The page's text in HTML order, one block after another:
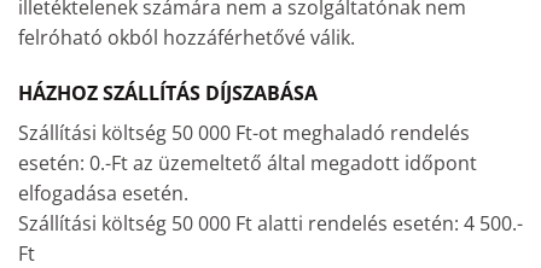
illetéktelenek számára nem a szolgáltatónak nem
felróható okból hozzáférhetővé válik.
HÁZHOZ SZÁLLÍTÁS DÍJSZABÁSA
Szállítási költség 50 000 Ft-ot meghaladó rendelés
esetén: 0.-Ft az üzemeltető által megadott időpont
elfogadása esetén.
Szállítási költség 50 000 Ft alatti rendelés esetén: 4 500.-
Ft